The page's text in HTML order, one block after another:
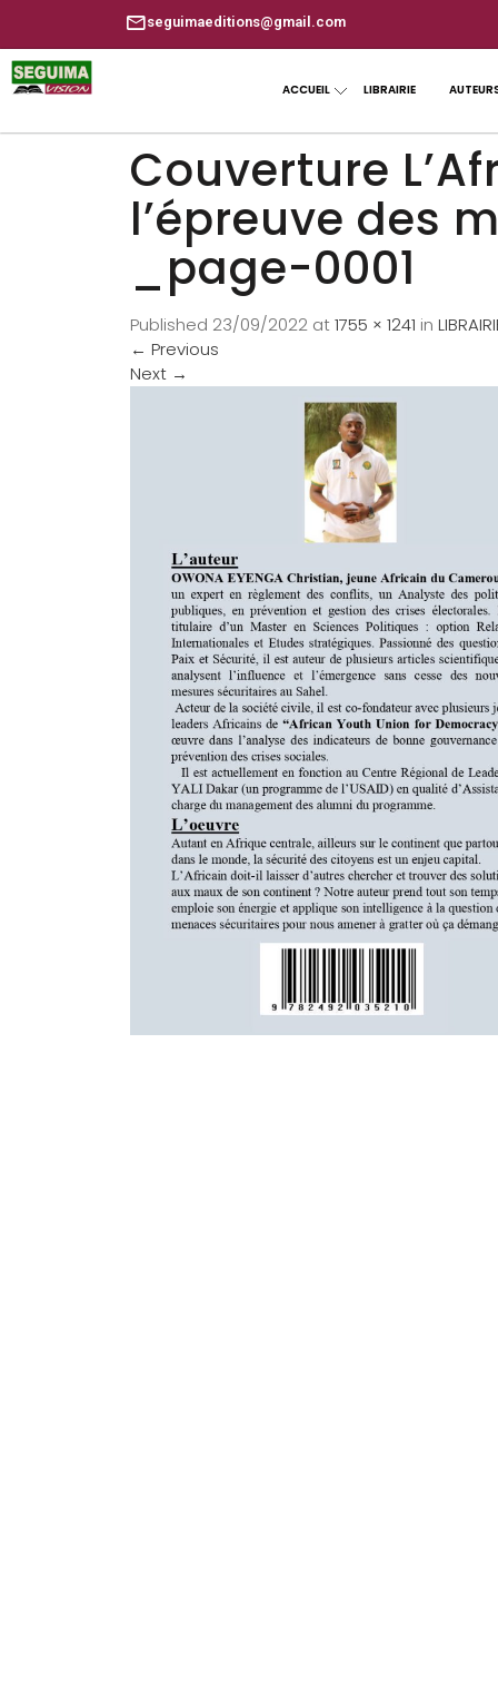
seguimaeditions@gmail.com
ACCUEIL LIBRAIRIE
Couverture
l’épreuve des
_page-0001
Published 23/09/2022 at1755 × 1241 in
← Previous
Next →